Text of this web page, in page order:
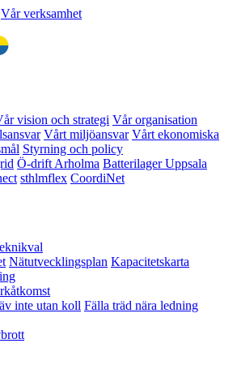
Vår verksamhet
vision och strategi Vår organisation
Vårt miljöansvar Vårt ekonomiska
Styrning och policy
Ö-drift Arholma Batterilager Uppsala
sthlmflex CoordiNet
Nätutvecklingsplan Kapacitetskarta
inte utan koll Fälla träd nära ledning